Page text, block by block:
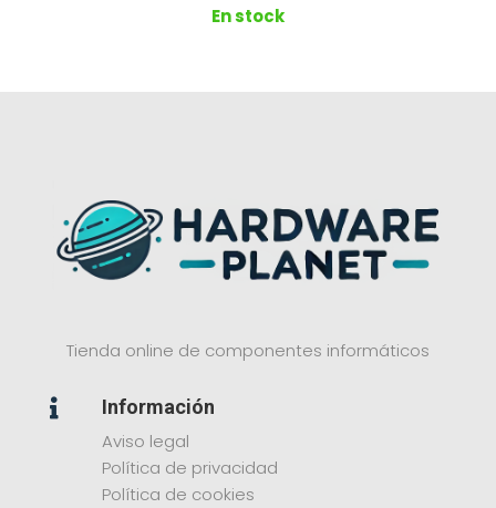
En stock
Tienda online de componentes informáticos

Información
Aviso legal
Política de privacidad
Política de cookies